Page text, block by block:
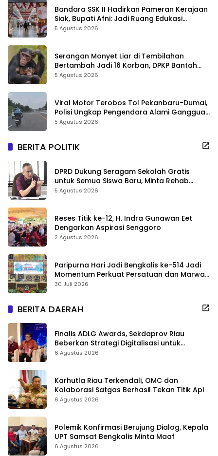
Bandara SSK II Hadirkan Pameran Kerajaan
Siak, Bupati Afni: Jadi Ruang Edukasi
Sejarah Riau
5 Agustus 2026
Serangan Monyet Liar di Tembilahan
Bertambah Jadi 16 Korban, DPKP Bantah
Video Gerombolan Viral
5 Agustus 2026
Viral Motor Terobos Tol Pekanbaru-Dumai,
Polisi Ungkap Pengendara Alami Gangguan
Usai Kecelakaan
5 Agustus 2026
BERITA POLITIK
DPRD Dukung Seragam Sekolah Gratis
untuk Semua Siswa Baru, Minta Rehab
Sekolah Jangan Dikurangi
5 Agustus 2026
Reses Titik ke-12, H. Indra Gunawan Eet
Dengarkan Aspirasi Senggoro
2 Agustus 2026
Paripurna Hari Jadi Bengkalis ke-514 Jadi
Momentum Perkuat Persatuan dan Marwah
Negeri
30 Juli 2026
BERITA DAERAH
Finalis ADLG Awards, Sekdaprov Riau
Beberkan Strategi Digitalisasi untuk
Tingkatkan Layanan Publik
6 Agustus 2026
Karhutla Riau Terkendali, OMC dan
Kolaborasi Satgas Berhasil Tekan Titik Api
6 Agustus 2026
Polemik Konfirmasi Berujung Dialog, Kepala
UPT Samsat Bengkalis Minta Maaf
6 Agustus 2026